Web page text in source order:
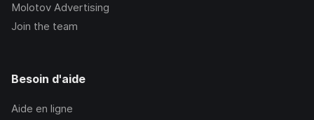
Molotov Advertising
Join the team
Besoin d'aide
Aide en ligne